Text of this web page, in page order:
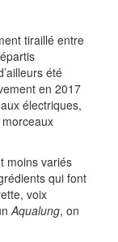
tiraillé entre
été
en 2017
électriques,
morceaux
moins variés
qui font
voix
Aqualung, on